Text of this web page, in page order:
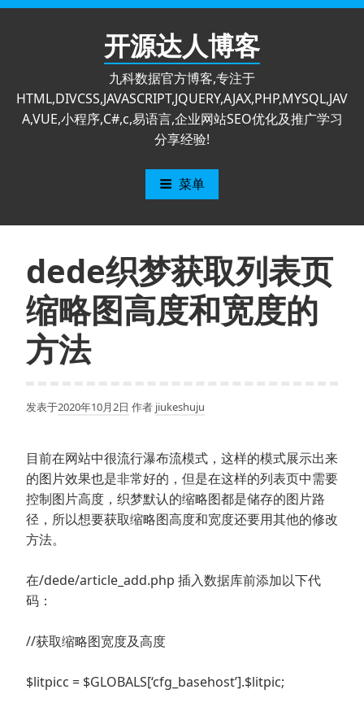
跳
开源达人博客
九科数据官方博客,专注于
HTML,DIVCSS,JAVASCRIPT,JQUERY,AJAX,PHP,MYSQL,JAV
A,VUE,小程序,C#,c,易语言,企业网站SEO优化及推广学习
分享经验!
菜单
dede织梦获取列表页
缩略图高度和宽度的
方法
发表于2020年10月2日 作者 jiukeshuju
目前在网站中很流行瀑布流模式，这样的模式展示出来
的图片效果也是非常好的，但是在这样的列表页中需要
控制图片高度，织梦默认的缩略图都是储存的图片路
径，所以想要获取缩略图高度和宽度还要用其他的修改
方法。
在/dede/article_add.php 插入数据库前添加以下代
码：
//获取缩略图宽度及高度
$litpicc = $GLOBALS[‘cfg_basehost’].$litpic;